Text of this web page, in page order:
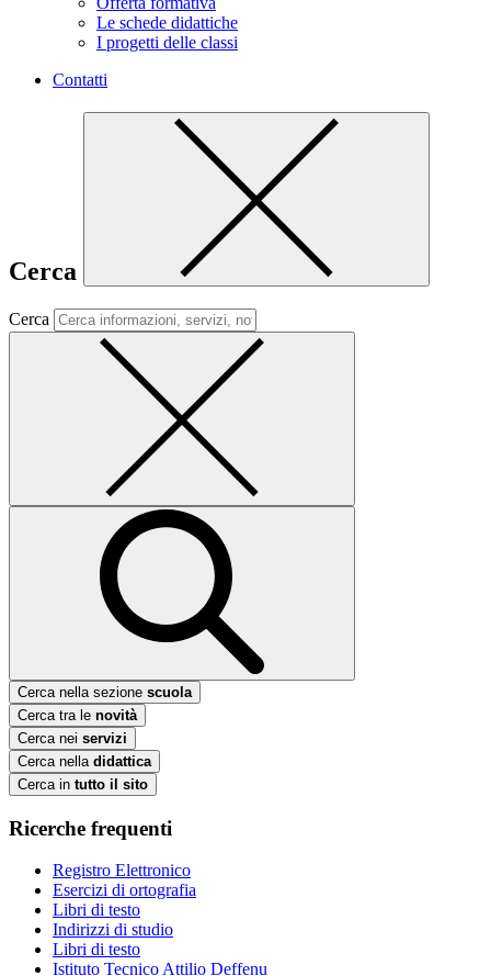
Le schede didattiche
I progetti delle classi
Contatti
Cerca
Cerca
Cerca nella sezione scuola
Cerca tra le novità
Cerca nei servizi
Cerca nella didattica
Cerca in tutto il sito
Ricerche frequenti
Registro Elettronico
Esercizi di ortografia
Libri di testo
Indirizzi di studio
Libri di testo
Istituto Tecnico Attilio Deffenu